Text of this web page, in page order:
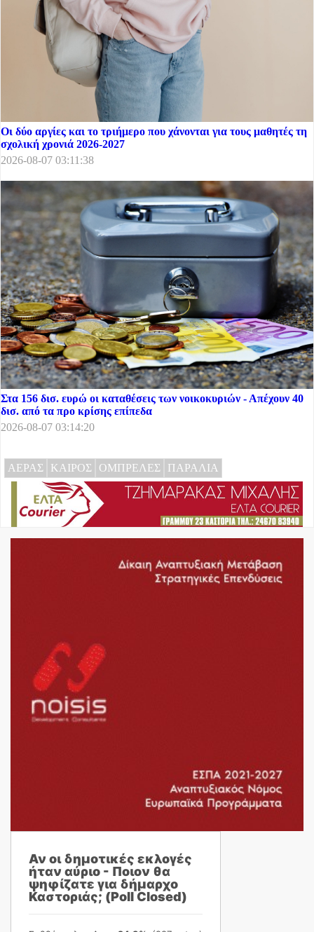
Οι δύο αργίες και το τριήμερο που χάνονται για τους μαθητές τη
σχολική χρονιά 2026-2027
2026-08-07 03:11:38
Στα 156 δισ. ευρώ οι καταθέσεις των νοικοκυριών - Απέχουν 40
δισ. από τα προ κρίσης επίπεδα
2026-08-07 03:14:20
ΑΕΡΑΣ ΚΑΙΡΟΣ ΟΜΠΡΕΛΕΣ ΠΑΡΑΛΙΑ
Αν οι δημοτικές εκλογές
ήταν αύριο - Ποιον θα
ψηφίζατε για δήμαρχο
Καστοριάς; (Poll Closed)